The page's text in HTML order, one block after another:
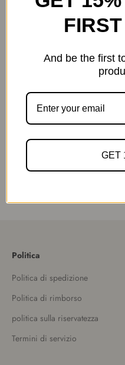
COCORRÍNA Pink Rose
Simple Luxe Reed
Prezzo scontato
Politica
Politica di spedizione
Politica di rimborso
politica sulla riservatezza
Termini di servizio
And be the first
GET